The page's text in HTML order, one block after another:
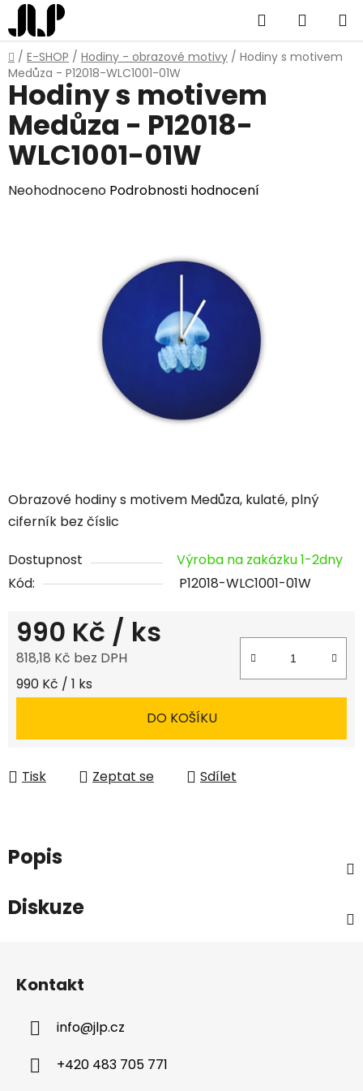
Přejít
na
obsah
Hledat
KOŠÍK
Domů
/ E-SHOP / Hodiny - obrazové motivy / Hodiny s motivem
Medůza - P12018-WLC1001-01W
Obrazové hodiny s motivem Medůza, kulaté, plný
ciferník bez číslic
Dostupnost
Výroba na zakázku 1-2dny
Kód:
P12018-WLC1001-01W
990 Kč / ks
818,18 Kč bez DPH
Měrná cena:
990 Kč / 1 ks
DO KOŠÍKU
Tisk Zeptat se Sdílet
Hodiny s motivem
Medůza - P12018-
WLC1001-01W
Průměrné
Neohodnoceno Podrobnosti hodnocení
Popis
Diskuze
Kontakt
info@jlp.cz
+420 483 705 771